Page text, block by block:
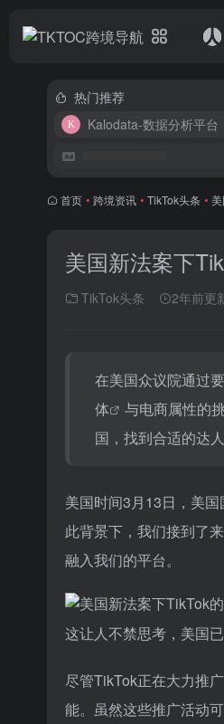
热门推荐
Kalodata-数据分析平台
首页 • 跨境资讯 • TikTok头条 •
美国新法案下
TikTok头条 2年前更
在美国众议院通过
体
与电商属性的
国，找到合适的达
美国时间3月13日，美
此背景下，我们接到了
融入我们的平台。
这让人不禁思考，美国
尽管TikTok正在大力推
能。虽然这些推广活动